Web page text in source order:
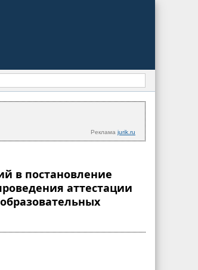
Реклама jurik.ru
в постановление
аттестации